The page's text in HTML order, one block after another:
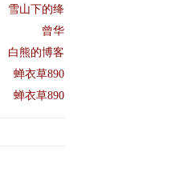
雪山下的绛
曾华
白熊的博客
蝉衣草890
蝉衣草890